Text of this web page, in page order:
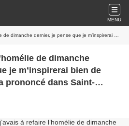
MENU
je pense que je m’inspirerai bien de celle que François a prononcé dans Saint-Pierre.
de dimanche
je m’inspirerai bien de
prononcé dans Saint-